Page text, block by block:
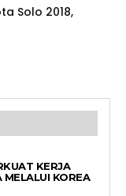
Solo 2018,
KERJA
KOREA